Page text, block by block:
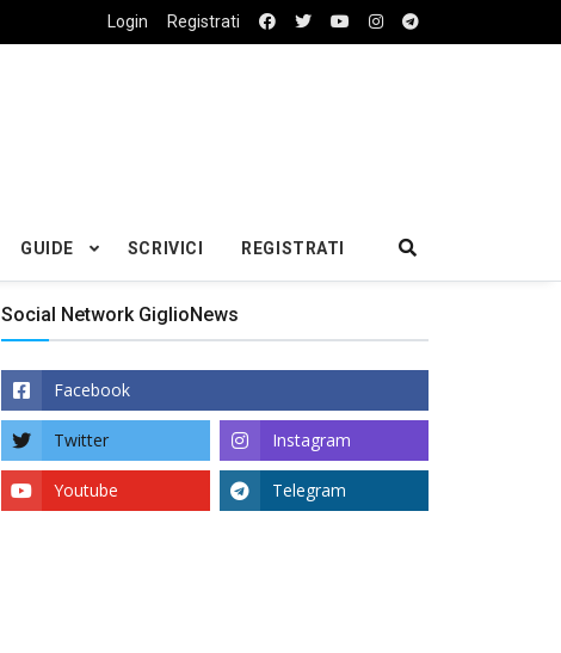
Login Registrati
GUIDE SCRIVICI REGISTRATI
Social Network GiglioNews
Facebook
Twitter Instagram
Youtube Telegram